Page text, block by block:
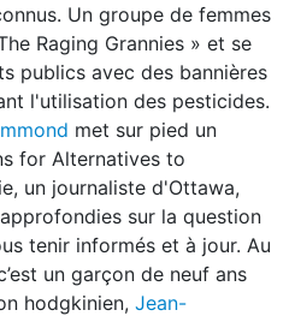
Un groupe de femmes
Raging Grannies » et se
publics avec des bannières
l'utilisation des pesticides.
met sur pied un
for Alternatives to
un journaliste d'Ottawa,
sur la question
tenir informés et à jour. Au
un garçon de neuf ans
hodgkinien, Jean-